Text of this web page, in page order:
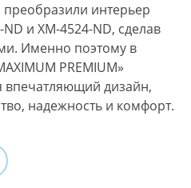
интерьер
и ХМ-4524-ND, сделав
Именно поэтому в
PREMIUM»
впечатляющий дизайн,
надежность и комфорт.